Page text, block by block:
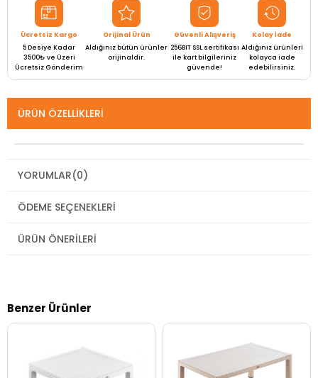
Ücretsiz Kargo
5 Desiye Kadar
3500₺ ve Üzeri
Ücretsiz Gönderim
Orijinal Ürün
Aldığınız bütün ürünler
orijinaldir.
Güvenli Alışveriş
256BIT SSL sertifikası
ile kart bilgileriniz
güvende!
Kolay İade
Aldığınız ürünleri
kolayca iade
edebilirsiniz.
ÜRÜN ÖZELLIKLERI
YORUMLAR(0)
ÖDEME SEÇENEKLERI
ÜRÜN ÖNERILERI
Benzer Ürünler